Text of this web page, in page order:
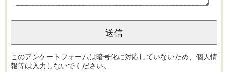
このアンケートフォームは暗号化に対応していないため、個人情
報等は入力しないでください。